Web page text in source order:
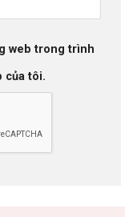
web trong trình
của tôi.